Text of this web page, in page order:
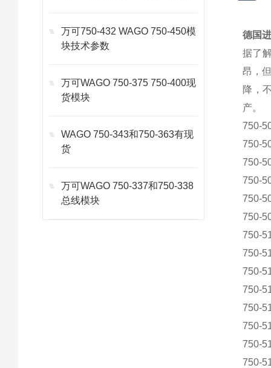
万可750-432 WAGO 750-450模
块技术参数
万可WAGO 750-375 750-400现
货模块
WAGO 750-343和750-363有现
货
万可WAGO 750-337和750-338
总线模块
德国
据了
昂，
降，
产。
750-
750-
750-
750-
750-
750-
750-
750-
750-
750-
750-
750-
750-
750-